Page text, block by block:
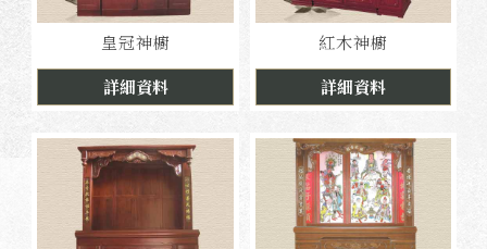
皇冠神櫥
詳細資料
紅木神櫥
詳細資料